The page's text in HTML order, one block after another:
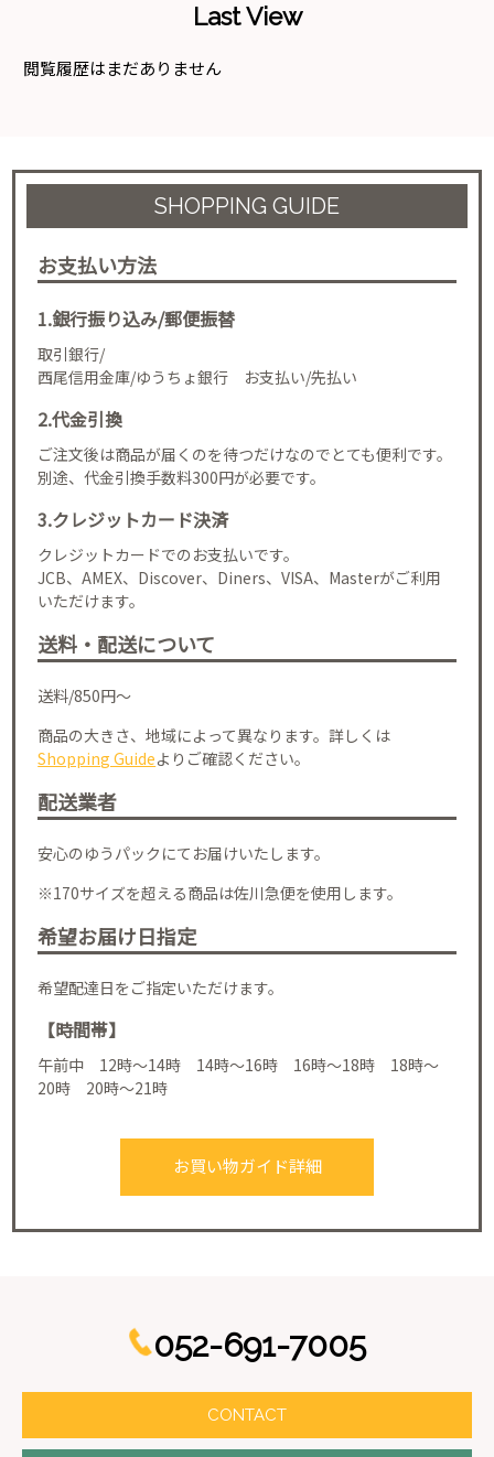
Last View
閲覧履歴はまだありません
SHOPPING GUIDE
お支払い方法
1.銀行振り込み/郵便振替
取引銀行/
西尾信用金庫/ゆうちょ銀行 お支払い/先払い
2.代金引換
ご注文後は商品が届くのを待つだけなのでとても便利です。
別途、代金引換手数料300円が必要です。
3.クレジットカード決済
クレジットカードでのお支払いです。
JCB、AMEX、Discover、Diners、VISA、Masterがご利用
いただけます。
送料・配送について
送料/850円～
商品の大きさ、地域によって異なります。詳しくは
Shopping Guideよりご確認ください。
配送業者
安心のゆうパックにてお届けいたします。
※170サイズを超える商品は佐川急便を使用します。
希望お届け日指定
希望配達日をご指定いただけます。
【時間帯】
午前中 12時～14時 14時～16時 16時～18時 18時～
20時 20時～21時
お買い物ガイド詳細
052-691-7005
CONTACT